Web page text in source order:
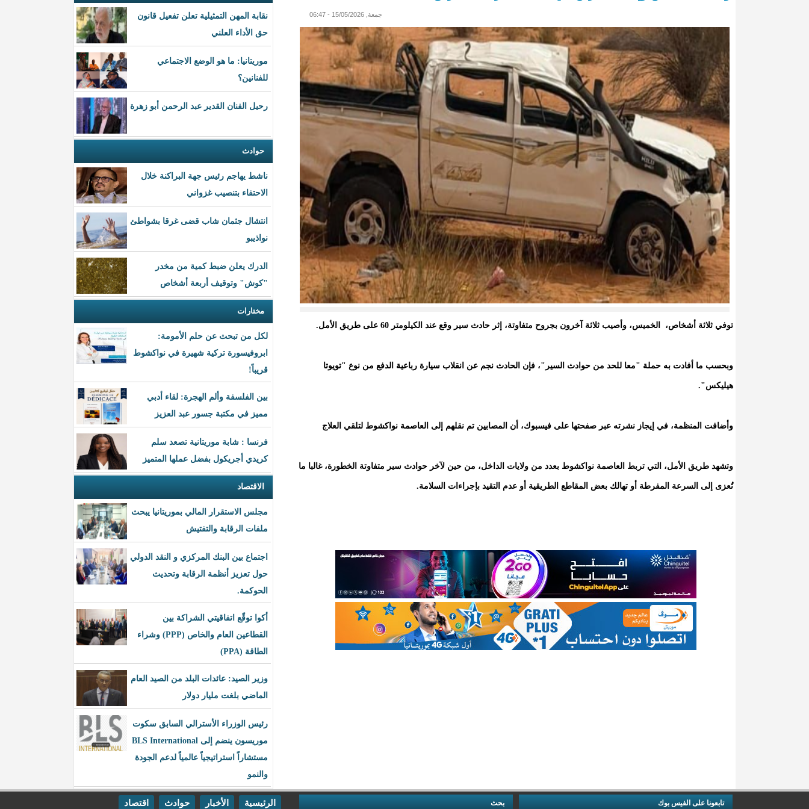
نقابة المهن التمثيلية تعلن تفعيل قانون
حق الأداء العلني
موريتانيا: ما هو الوضع الاجتماعي
للفنانين؟
رحيل الفنان القدير عبد الرحمن أبو زهرة
حوادث
ناشط يهاجم رئيس جهة البراكنة خلال
الاحتفاء بتنصيب غزواني
انتشال جثمان شاب قضى غرقا بشواطئ
نواذيبو
الدرك يعلن ضبط كمية من مخدر
"كوش" وتوقيف أربعة أشخاص
مختارات
لكل من تبحث عن حلم الأمومة:
ابروفيسورة تركية شهيرة في نواكشوط
قريباً!
بين الفلسفة وألم الهجرة: لقاء أدبي
مميز في مكتبة جسور عبد العزيز
فرنسا : شابة موريتانية تصعد سلم
كريدي أجريكول بفضل عملها المتميز
الاقتصاد
مجلس الاستقرار المالي بموريتانيا يبحث
ملفات الرقابة والتفتيش
اجتماع بين البنك المركزي و النقد الدولي
حول تعزيز أنظمة الرقابة وتحديث
الحوكمة.
أكوا توقّع اتفاقيتي الشراكة بين
القطاعين العام والخاص (PPP) وشراء
الطاقة (PPA)
وزير الصيد: عائدات البلد من الصيد العام
الماضي بلغت مليار دولار
رئيس الوزراء الأسترالي السابق سكوت
موريسون ينضم إلى BLS International
مستشاراً استراتيجياً عالمياً لدعم الجودة
والنمو
جمعة, 15/05/2026 - 06:47
توفي ثلاثة أشخاص، الخميس، وأصيب ثلاثة آخرون بجروح متفاوتة، إثر حادث سير وقع عند الكيلومتر 60 على طريق الأمل.
وبحسب ما أفادت به حملة "معا للحد من حوادث السير"، فإن الحادث نجم عن انقلاب سيارة رباعية الدفع من نوع "تويوتا
هيليكس".
وأضافت المنظمة، في إيجاز نشرته عبر صفحتها على فيسبوك، أن المصابين تم نقلهم إلى العاصمة نواكشوط لتلقي العلاج
وتشهد طريق الأمل، التي تربط العاصمة نواكشوط بعدد من ولايات الداخل، من حين لآخر حوادث سير متفاوتة الخطورة، غالبا ما
تُعزى إلى السرعة المفرطة أو تهالك بعض المقاطع الطريقية أو عدم التقيد بإجراءات السلامة.
تابعونا على الفيس بوك بحث الرئيسية الأخبار حوادث اقتصاد